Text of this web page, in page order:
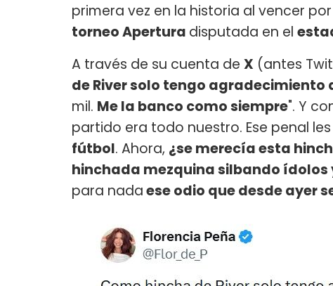
primera vez en la historia al vencer
torneo Apertura disputada en el
A través de su cuenta de X (antes
de River solo tengo agradecimiento
mil. Me la banco como siempre". Y
partido era todo nuestro. Ese penal
fútbol. Ahora, ¿se merecía esta
hinchada mezquina silbando ídolos
para nadaese odio que desde ayer